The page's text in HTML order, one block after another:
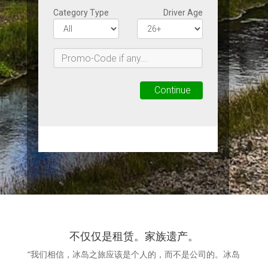
不仅仅是租赁。家族遗产。
“我们相信，冰岛之旅应该是个人的，而不是公司的。冰岛